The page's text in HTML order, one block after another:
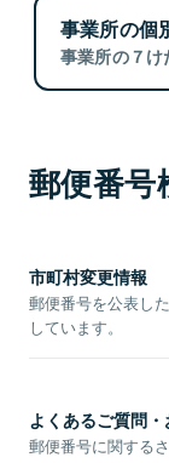
事業所の個
事業所の７け
郵便番号
市町村変更情報
郵便番号を公表し
しています。
よくあるご質問
郵便番号に関する